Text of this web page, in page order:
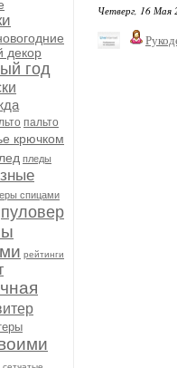
декор
год
пальто
крючком
пледы
спицами
пуловер
рейтинги
Четверг, 16 Мая